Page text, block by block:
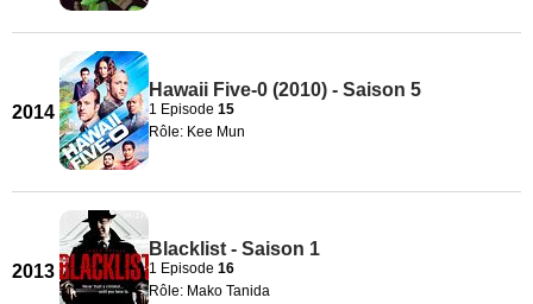
2014
Hawaii Five-0 (2010) - Saison 5
1 Episode 15
Rôle: Kee Mun
2013
Blacklist - Saison 1
1 Episode 16
Rôle: Mako Tanida